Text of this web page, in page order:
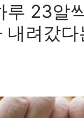
루 23알
내려갔